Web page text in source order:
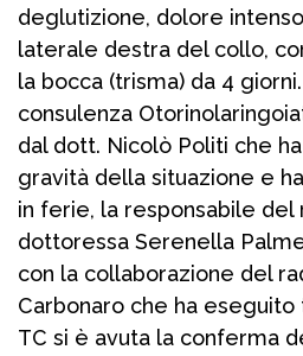
deglutizione, dolore
laterale destra del collo,
la bocca (trisma) da 4
consulenza
dal dott. Nicolò Politi che
gravità della situazione e
in ferie, la responsabile del
dottoressa Serenella
con la collaborazione del
Carbonaro che ha
TC si è avuta la conferma